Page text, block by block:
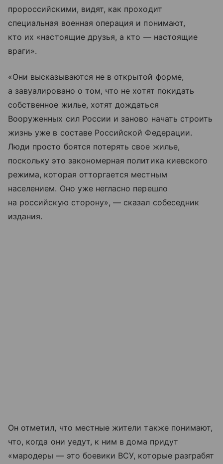
пророссийскими, видят, как проходит
специальная военная операция и понимают,
кто их «настоящие друзья, а кто — настоящие
враги».
«Они высказываются не в открытой форме,
а завуалировано о том, что не хотят покидать
собственное жилье, хотят дождаться
Вооруженных сил России и заново начать строить
жизнь уже в составе Российской Федерации.
Люди просто боятся потерять свое жилье,
поскольку это закономерная политика киевского
режима, которая отторгается местным
населением. Оно уже негласно перешло
на российскую сторону», — сказал собеседник
издания.
Он отметил, что местные жители также понимают,
что, когда они уедут, к ним в дома придут
«мародеры — это боевики ВСУ, которые разграбят